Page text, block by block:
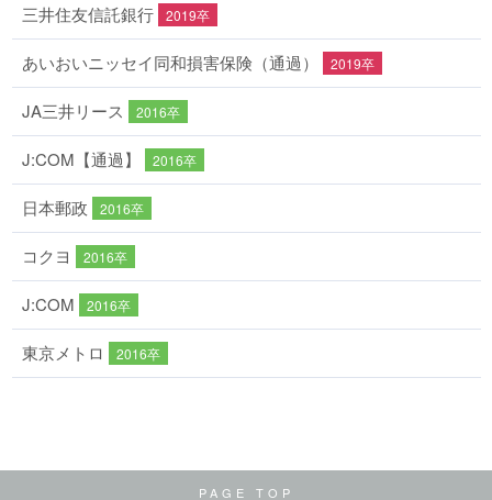
三井住友信託銀行 2019卒
あいおいニッセイ同和損害保険（通過） 2019卒
JA三井リース 2016卒
J:COM【通過】 2016卒
日本郵政 2016卒
コクヨ 2016卒
J:COM 2016卒
東京メトロ 2016卒
PAGE TOP